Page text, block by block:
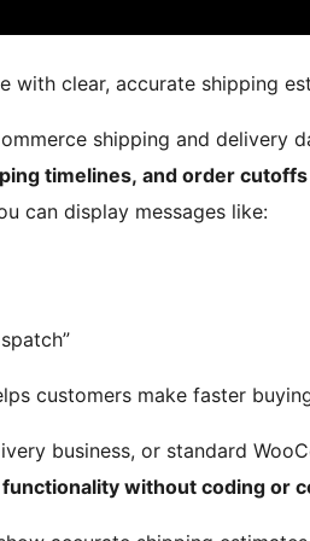
with clear, accurate shipping
shipping and delivery
timelines, and order cutoffs
can display messages like:
customers make faster
business, or standard
without coding or